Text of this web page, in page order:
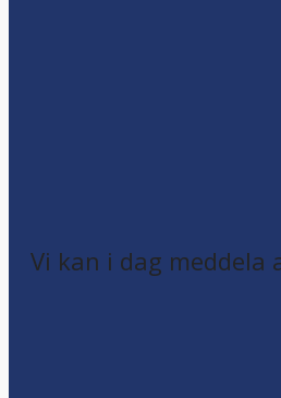
Vi kan i dag meddela